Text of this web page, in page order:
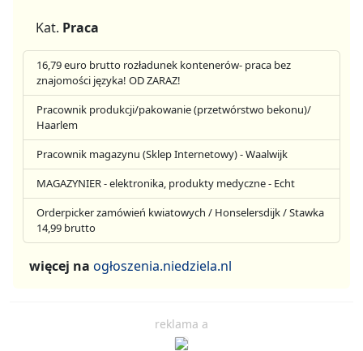
Kat. Praca
16,79 euro brutto rozładunek kontenerów- praca bez
znajomości języka! OD ZARAZ!
Pracownik produkcji/pakowanie (przetwórstwo bekonu)/
Haarlem
Pracownik magazynu (Sklep Internetowy) - Waalwijk
MAGAZYNIER - elektronika, produkty medyczne - Echt
Orderpicker zamówień kwiatowych / Honselersdijk / Stawka
14,99 brutto
więcej na ogłoszenia.niedziela.nl
reklama a